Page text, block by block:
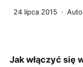
Opublikowano
24 lipca 2015
Jak włączyć się